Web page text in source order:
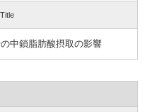
Title
中鎖脂肪酸摂取の影響